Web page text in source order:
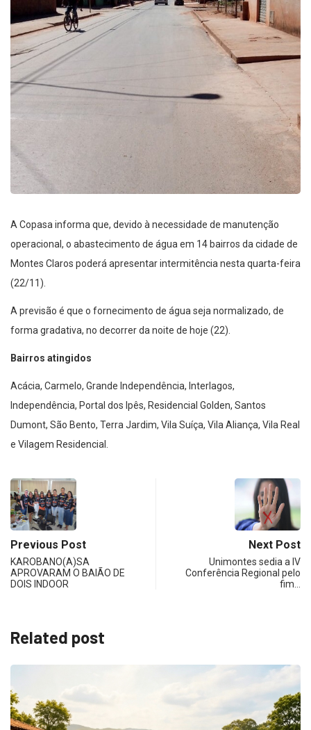
A Copasa informa que, devido à necessidade de manutenção
operacional, o abastecimento de água em 14 bairros da cidade de
Montes Claros poderá apresentar intermitência nesta quarta-feira
(22/11).
A previsão é que o fornecimento de água seja normalizado, de
forma gradativa, no decorrer da noite de hoje (22).
Bairros atingidos
Acácia, Carmelo, Grande Independência, Interlagos,
Independência, Portal dos Ipês, Residencial Golden, Santos
Dumont, São Bento, Terra Jardim, Vila Suíça, Vila Aliança, Vila Real
e Vilagem Residencial.
Previous Post
KAROBANO(A)SA
APROVARAM O BAIÃO DE
DOIS INDOOR
Next Post
Unimontes sedia a IV
Conferência Regional pelo
fim…
Related post